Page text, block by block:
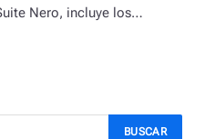
Nero, incluye los…